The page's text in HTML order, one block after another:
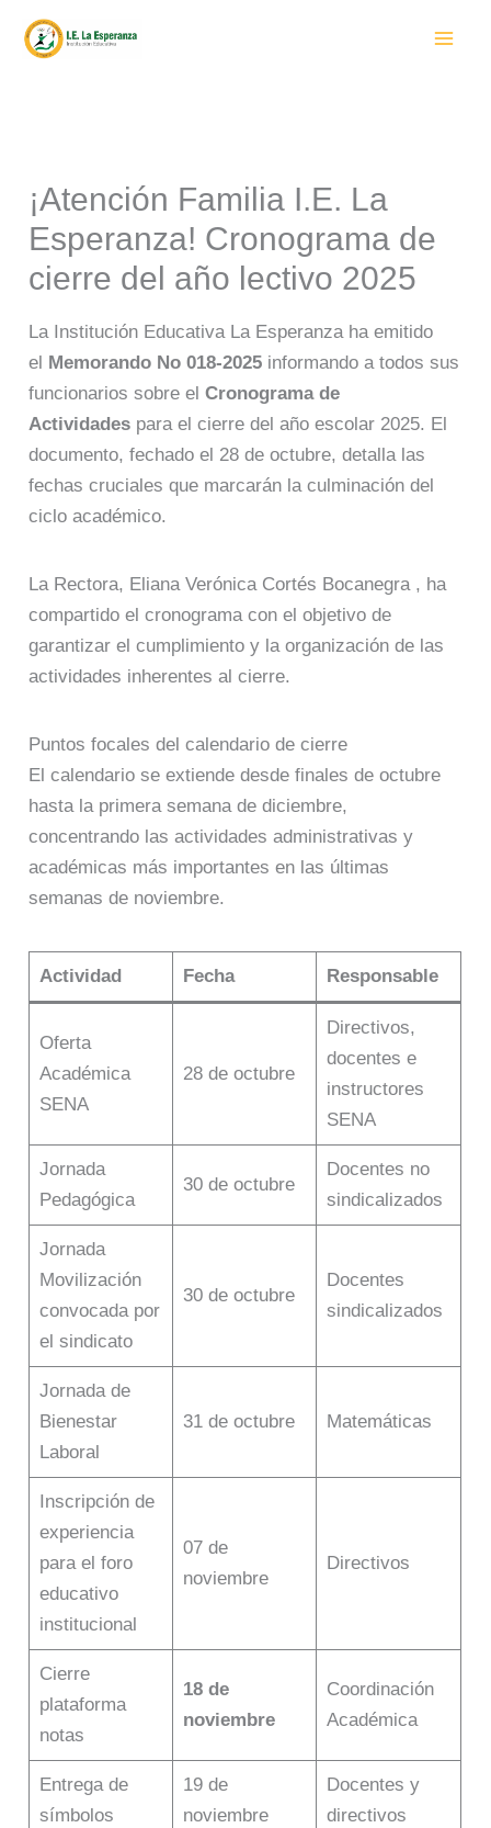
¡Atención Familia I.E. La
Esperanza! Cronograma de
cierre del año lectivo 2025
La Institución Educativa La Esperanza ha emitido
el
Memorando No 018-2025 informando a todos sus
funcionarios sobre elCronograma de
Actividades para el cierre del año escolar 2025. El
documento, fechado el 28 de octubre, detalla las
fechas cruciales que marcarán la culminación del
ciclo académico.
La Rectora, Eliana Verónica Cortés Bocanegra , ha
compartido el cronograma con el objetivo de
garantizar el cumplimiento y la organización de las
actividades inherentes al cierre.
Puntos focales del calendario de cierre
El calendario se extiende desde finales de octubre
hasta la primera semana de diciembre,
concentrando las actividades administrativas y
académicas más importantes en las últimas
semanas de noviembre.
Actividad Fecha Responsable
Oferta
Académica
SENA
28 de octubre
Directivos,
docentes e
instructores
SENA
Jornada
Pedagógica
30 de octubre
Docentes no
sindicalizados
Jornada
Movilización
convocada por
el sindicato
30 de octubre
Docentes
sindicalizados
Jornada de
Bienestar
Laboral
31 de octubre Matemáticas
Inscripción de
experiencia
para el foro
educativo
institucional
07 de
noviembre
Directivos
Cierre
plataforma
notas
18 de
noviembre
Coordinación
Académica
Entrega de
símbolos
19 de
noviembre
Docentes y
directivos